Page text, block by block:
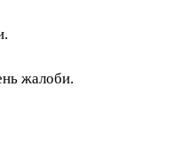
жалоби.